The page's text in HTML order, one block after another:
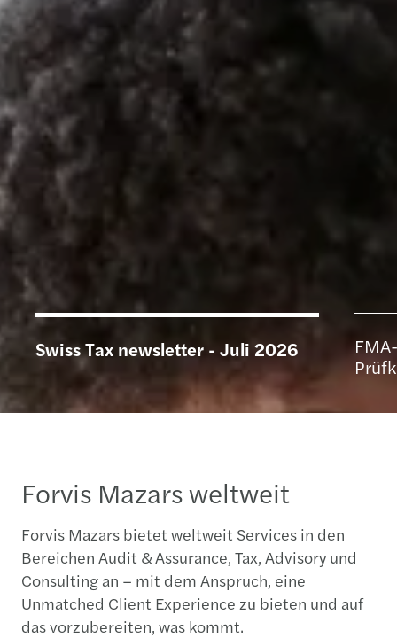
Swiss Tax newsletter - Juli 2026
Forvis Mazars weltweit
Forvis Mazars bietet weltweit Services in den
Bereichen Audit & Assurance, Tax, Advisory und
Consulting an – mit dem Anspruch, eine
Unmatched Client Experience zu bieten und auf
das vorzubereiten, was kommt.